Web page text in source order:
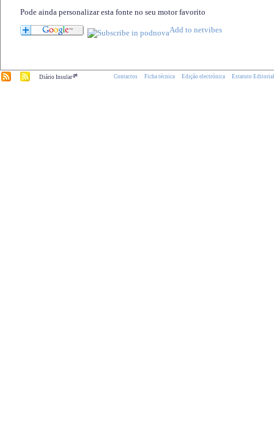
Pode ainda personalizar esta fonte no seu motor favorito
Diário Insular.pt Contactos Ficha técnica Edição electrónica Estatuto Editorial